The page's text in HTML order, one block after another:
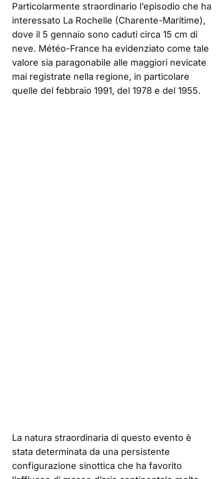
Particolarmente straordinario l’episodio che ha
interessato La Rochelle (Charente-Maritime),
dove il 5 gennaio sono caduti circa 15 cm di
neve. Météo-France ha evidenziato come tale
valore sia paragonabile alle maggiori nevicate
mai registrate nella regione, in particolare
quelle del febbraio 1991, del 1978 e del 1955.
La natura straordinaria di questo evento è
stata determinata da una persistente
configurazione sinottica che ha favorito